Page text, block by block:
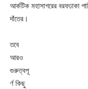
আর্কটিক মহাসাগরের বরফঢাকা
দাঁতের।
তবে
আরও
গুরুত্বপূ
র্ণ কিছু